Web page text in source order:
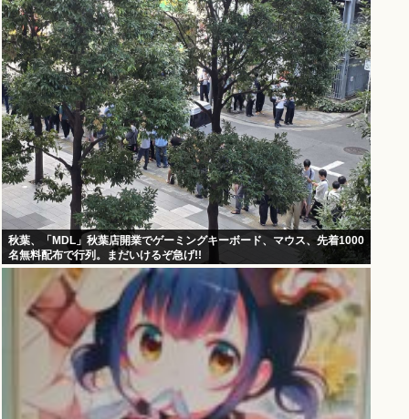
秋葉、「MDL」秋葉店開業でゲーミングキーボード、マウス、先着1000
名無料配布で行列。まだいけるぞ急げ!!